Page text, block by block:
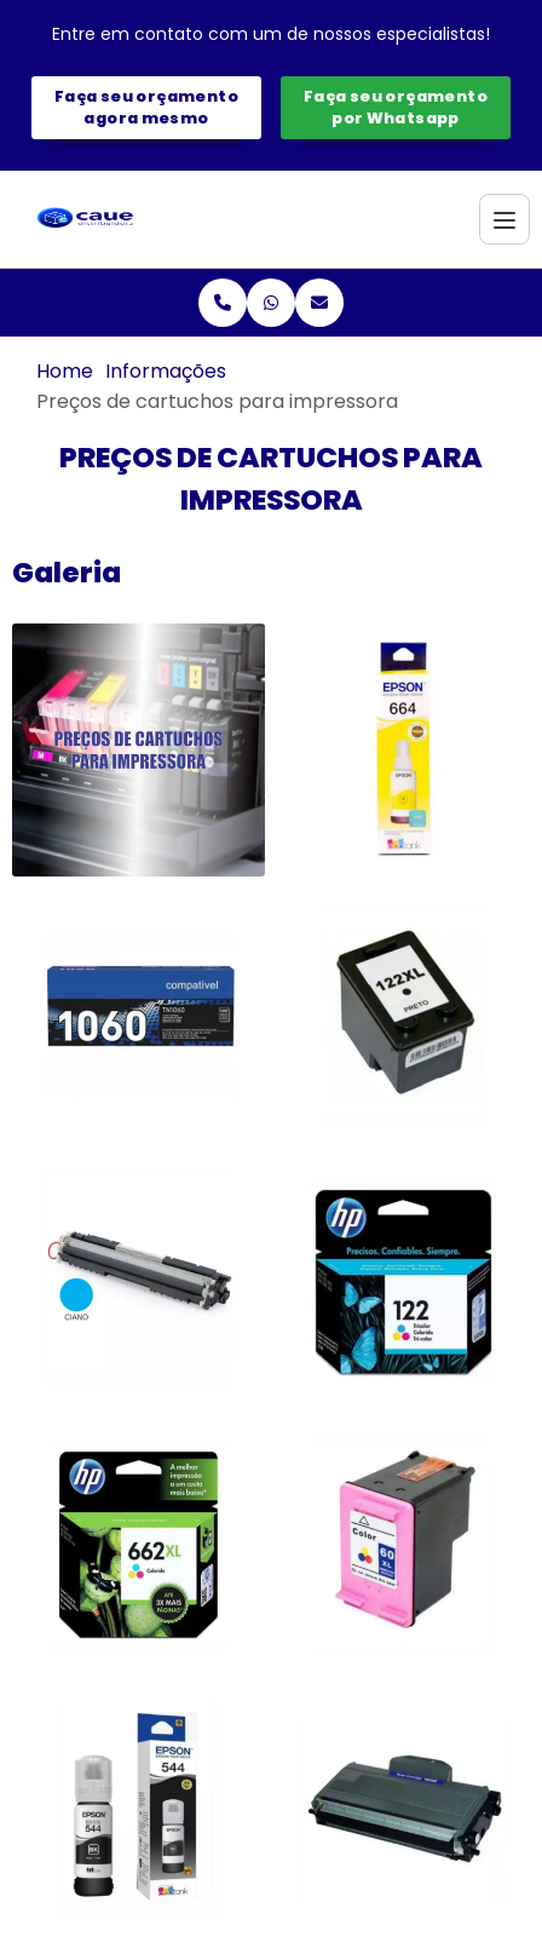
Entre em contato com um de nossos especialistas!
Faça seu orçamento
agora mesmo
Faça seu orçamento
por Whatsapp
Home Informações
Preços de cartuchos para impressora
PREÇOS DE CARTUCHOS PARA
IMPRESSORA
Galeria